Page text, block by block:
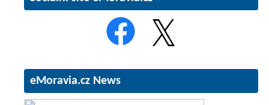
eMoravia.cz News